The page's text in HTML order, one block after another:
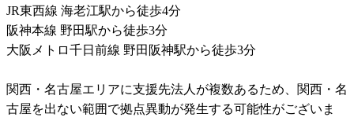
JR東西線 海老江駅から徒歩4分
阪神本線 野田駅から徒歩3分
大阪メトロ千日前線 野田阪神駅から徒歩3分
関西・名古屋エリアに支援先法人が複数あるため、関西・名
古屋を出ない範囲で拠点異動が発生する可能性がございま